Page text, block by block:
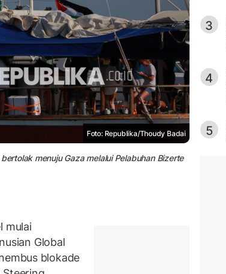
Foto: Republika/Thoudy Badai
menuju Gaza melalui Pelabuhan Bizerte
mulai
Global
blokade
3
4
5